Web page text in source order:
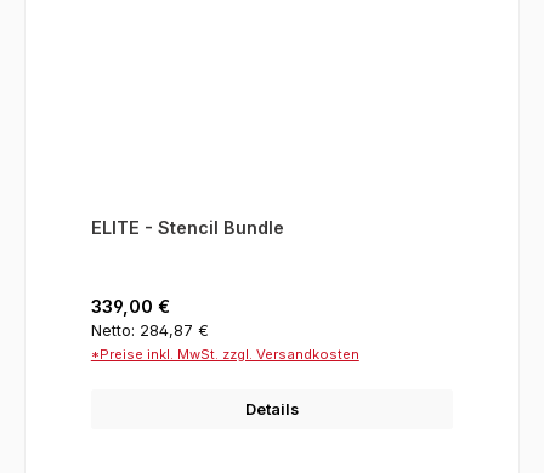
ELITE - Stencil Bundle
Regulärer Preis:
339,00 €
Netto: 284,87 €
*Preise inkl. MwSt. zzgl. Versandkosten
Details